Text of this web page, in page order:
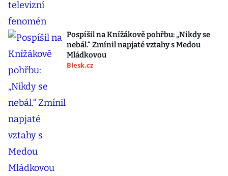
Pospíšil na Knížákově pohřbu: „Nikdy se
nebál.“ Zmínil napjaté vztahy s Medou
Mládkovou
Blesk.cz